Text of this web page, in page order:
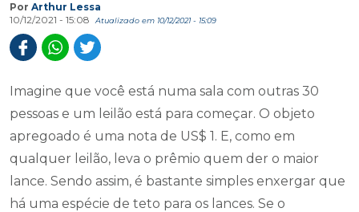
Por Arthur Lessa
10/12/2021 - 15:08
Atualizado em 10/12/2021 - 15:09
Imagine que você está numa sala com outras 30
pessoas e um leilão está para começar. O objeto
apregoado é uma nota de US$ 1. E, como em
qualquer leilão, leva o prêmio quem der o maior
lance. Sendo assim, é bastante simples enxergar que
há uma espécie de teto para os lances. Se o